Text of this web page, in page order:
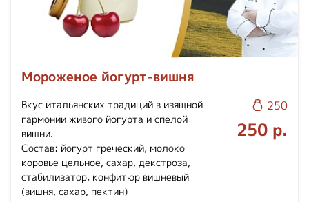
Мороженое йогурт-вишня
Вкус итальянских традиций в изящной
гармонии живого йогурта и спелой
вишни.
Состав: йогурт греческий, молоко
коровье цельное, сахар, декстроза,
стабилизатор, конфитюр вишневый
(вишня, сахар, пектин)
250
250 р.